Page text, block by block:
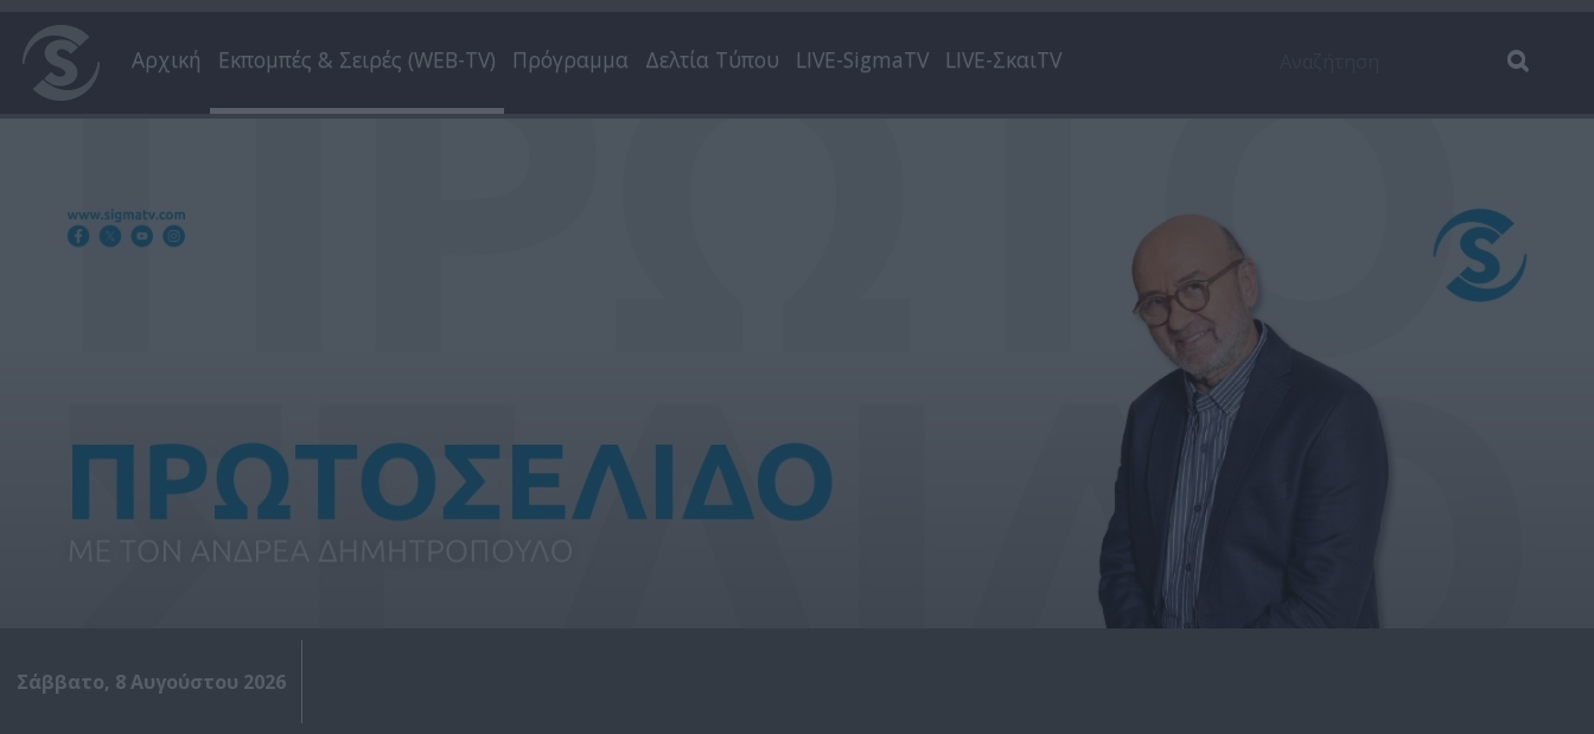
Αρχική Εκπομπές & Σειρές (WEB-TV) Πρόγραμμα Δελτία Τύπου LIVE-SigmaTV LIVE-ΣκαιTV
Σάββατο, 8 Αυγούστου 2026